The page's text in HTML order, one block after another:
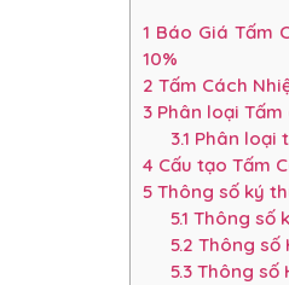
1 Báo Giá Tấm
10%
2 Tấm Cách
3 Phân loại
3.1 Phân loại
4 Cấu tạo Tấm
5 Thông số ký
5.1 Thông số
5.2 Thông số
5.3Thông số